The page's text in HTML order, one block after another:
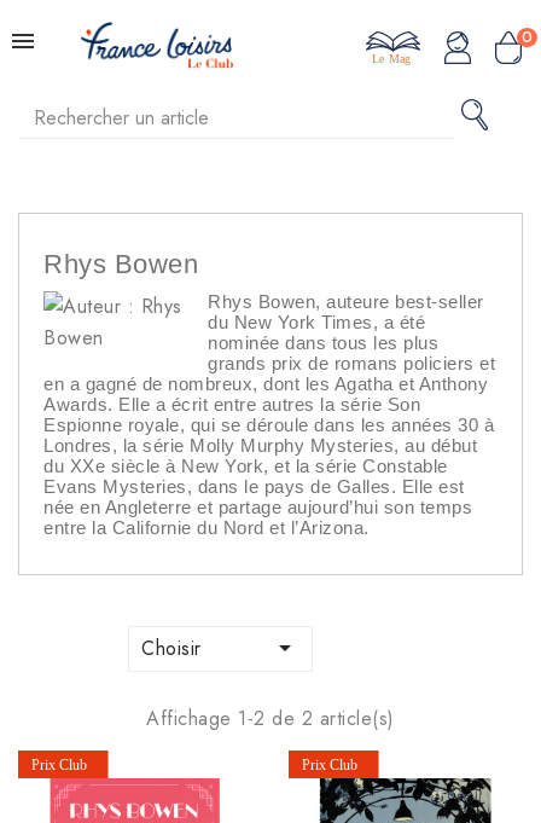
0
Le Mag
Rhys Bowen
Rhys Bowen, auteure best-seller
du New York Times, a été
nominée dans tous les plus
grands prix de romans policiers et
en a gagné de nombreux, dont les Agatha et Anthony
Awards. Elle a écrit entre autres la série Son
Espionne royale, qui se déroule dans les années 30 à
Londres, la série Molly Murphy Mysteries, au début
du XXe siècle à New York, et la série Constable
Evans Mysteries, dans le pays de Galles. Elle est
née en Angleterre et partage aujourd’hui son temps
entre la Californie du Nord et l’Arizona.
Choisir 
Affichage 1-2 de 2 article(s)